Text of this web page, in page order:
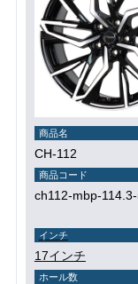
商品名
CH-112
商品コード
ch112-mbp-
インチ
17インチ
ホール数